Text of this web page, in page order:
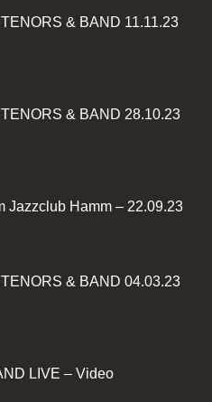
& BAND 11.11.23
& BAND 28.10.23
Jazzclub Hamm – 22.09.23
& BAND 04.03.23
LIVE – Video